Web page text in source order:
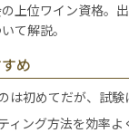
上位ワイン資格。
て解説。
め
は初めてだが、試験
ィング方法を効率よ